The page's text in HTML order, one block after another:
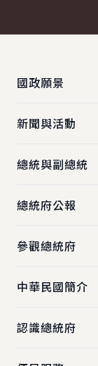
國政願景
新聞與活動
總統與副總統
總統府公報
參觀總統府
中華民國簡介
認識總統府